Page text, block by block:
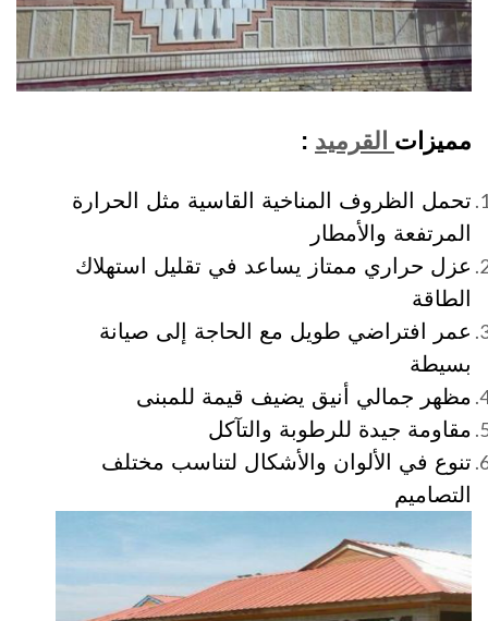
مميزات القرميد :
تحمل الظروف المناخية القاسية مثل الحرارة
المرتفعة والأمطار
عزل حراري ممتاز يساعد في تقليل استهلاك
الطاقة
عمر افتراضي طويل مع الحاجة إلى صيانة
بسيطة
مظهر جمالي أنيق يضيف قيمة للمبنى
مقاومة جيدة للرطوبة والتآكل
تنوع في الألوان والأشكال لتناسب مختلف
التصاميم